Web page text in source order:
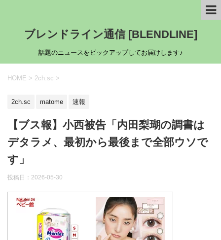
ブレンドライン通信 [BLENDLINE]
話題のニュースをピックアップしてお届けします♪
HOME > 2ch.sc >
2ch.sc matome 速報
【ブス報】小西被告「内田梨瑚の調書は
デタラメ、最初から最後まで全部ウソで
す」
投稿日： 2026-05-30